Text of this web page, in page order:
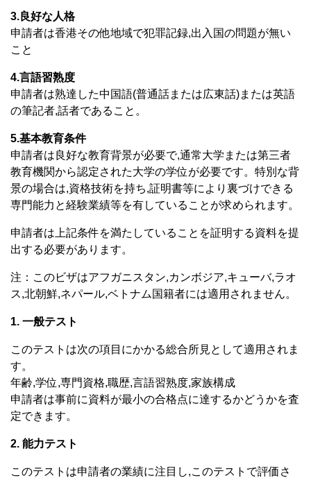
3.良好な人格
申請者は香港その他地域で犯罪記録,出入国の問題が無い
こと
4.言語習熟度
申請者は熟達した中国語(普通話または広東話)または英語
の筆記者,話者であること。
5.基本教育条件
申請者は良好な教育背景が必要で,通常大学または第三者
教育機関から認定された大学の学位が必要です。特別な背
景の場合は,資格技術を持ち,証明書等により裏づけできる
専門能力と経験業績等を有していることが求められます。
申請者は上記条件を満たしていることを証明する資料を提
出する必要があります。
注：このビザはアフガニスタン,カンボジア,キューバ,ラオ
ス,北朝鮮,ネパール,ベトナム国籍者には適用されません。
1. 一般テスト
このテストは次の項目にかかる総合所見として適用されま
す。
年齢,学位,専門資格,職歴,言語習熟度,家族構成
申請者は事前に資料が最小の合格点に達するかどうかを査
定できます。
2. 能力テスト
このテストは申請者の業績に注目し,このテストで評価さ